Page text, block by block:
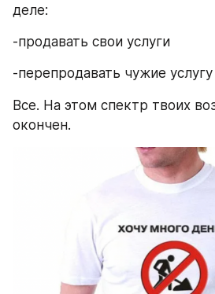
деле:
-продавать свои услуги
-перепродавать чужие услугу
Все. На этом спектр твоих
окончен.